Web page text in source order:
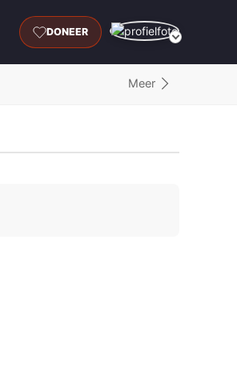
DONEER
Meer